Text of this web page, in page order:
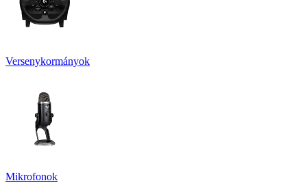
Versenykormányok
Mikrofonok